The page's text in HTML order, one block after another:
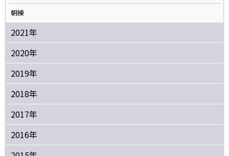
朝練
2021年
2020年
2019年
2018年
2017年
2016年